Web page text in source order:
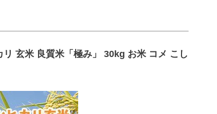
玄米 良質米「極み」 30kg お米 コメ こし